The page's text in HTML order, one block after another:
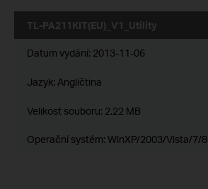
TL-PA211KIT(EU)_V1_Utility
Datum vydání: 2013-11-06
Jazyk: Angličtina
Velikost souboru: 2.22 MB
Operační systém: WinXP/2003/Vista/7/8